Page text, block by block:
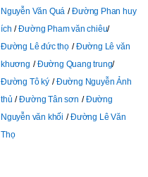
Nguyễn Văn Quá
Đường Phan huy
ích
Đường Pham văn chiêu
Đường Lê đức thọ
Đường Lê văn
khương
Đường Quang trung
Đường Tô ký
Đường Nguyễn Ảnh
thủ
Đường Tân sơn
Đường
Nguyễn văn khối
Đường Lê Văn
Thọ